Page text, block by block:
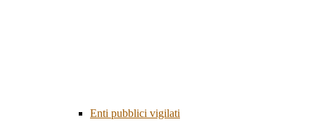
Enti pubblici vigilati